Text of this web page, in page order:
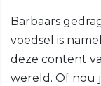
Barbaars
voedsel is
deze content
wereld. Of nou